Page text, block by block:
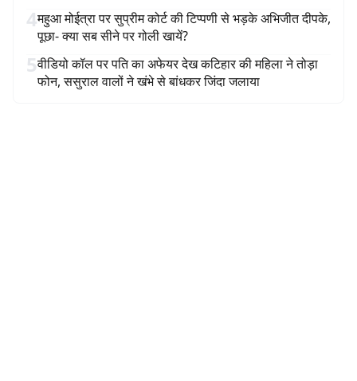
4महुआ मोईत्रा पर सुप्रीम कोर्ट की टिप्पणी से भड़के अभिजीत दीपके,
पूछा- क्या सब सीने पर गोली खायें?
5वीडियो कॉल पर पति का अफेयर देख कटिहार की महिला ने तोड़ा
फोन, ससुराल वालों ने खंभे से बांधकर जिंदा जलाया